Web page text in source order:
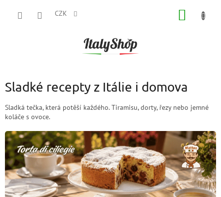
CZK
Sladké recepty z Itálie i domova
Sladká tečka, která potěší každého. Tiramisu, dorty, řezy nebo jemné
koláče s ovoce.
V
ý
p
i
s
č